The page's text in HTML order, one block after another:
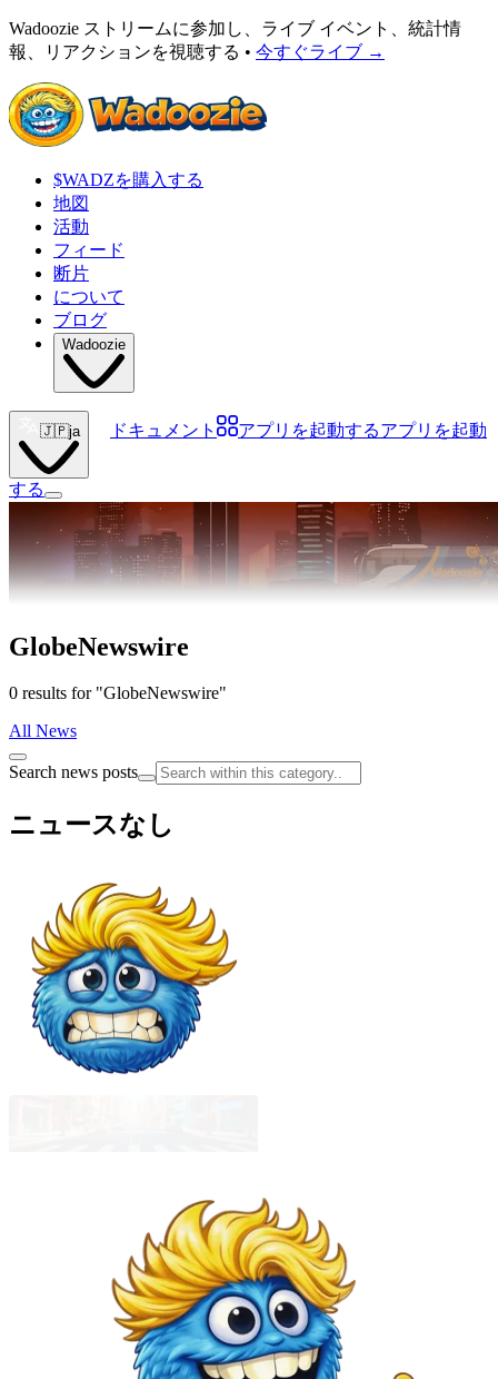
Wadoozie ストリームに参加し、ライブ イベント、統計情
報、リアクションを視聴する • 今すぐライブ →
$WADZを購入する
地図
活動
フィード
断片
について
ブログ
Wadoozie
🇯🇵ja ドキュメント アプリを起動するアプリを起動
する
GlobeNewswire
0 results for "GlobeNewswire"
All News
Search news posts
ニュースなし